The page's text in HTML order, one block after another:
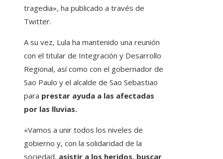
tragedia», ha publicado a través de
Twitter.
A su vez, Lula ha mantenido una reunión
con el titular de Integración y Desarrollo
Regional, así como con el gobernador de
Sao Paulo y el alcalde de Sao Sebastiao
para prestar ayuda a las afectadas
por las lluvias.
«Vamos a unir todos los niveles de
gobierno y, con la solidaridad de la
sociedad, asistir a los heridos, buscar